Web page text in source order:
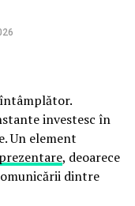
şi micilor
JiulAZI
investesc în
Un element
, deoarece
dintre